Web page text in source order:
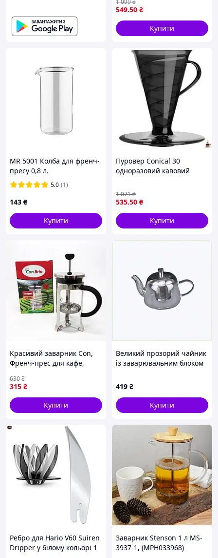
549.50 ₴
1 099₴
Купити
MR 5001 Колба для френч-
пресу 0,8 л.
5.0 (1)
143 ₴
Купити
Пуровер Conical 30
одноразовий кавовий
заварювання кави
535.50 ₴
1 071₴
Купити
Красивий заварник Con,
Френч-прес для кафе,
та чаю, Френч-преси зі
скла UH-54
315 ₴
630₴
Купити
Великий прозорий чайник
із заварювальним блоком
419 ₴
Купити
Ребро для Hario V60 Suiren
Dripper у білому кольорі 1
Заварник Stenson 1 л MS-
3937-1, (MPH033968)